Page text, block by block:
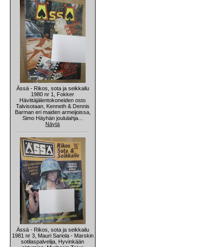
Ässä - Rikos, sota ja seikkailu
1980 nr 1, Fokker
Hävittäjälentokoneiden osto
Talvisotaan, Kenneth & Dennis
Barman eri maiden armeijoissa,
Simo Häyhän joululahja...
Näytä
Ässä - Rikos, sota ja seikkailu
1981 nr 3, Mauri Sariola - Marskin
sotilaspalvelija, Hyvinkään